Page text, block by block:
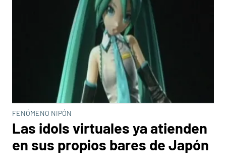
FENÓMENO NIPÓN
Las idols virtuales ya atienden
en sus propios bares de Japón